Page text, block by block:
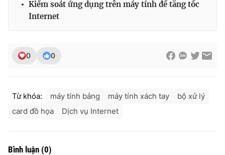
Kiểm soát ứng dụng trên máy tính để tăng tốc
Internet
0 0
Từ khóa: máy tính bảng máy tính xách tay
bộ xử lý
card đồ họa
Dịch vụ Internet
Bình luận (0)